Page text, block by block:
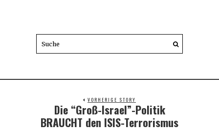
VORHERIGE STORY
Previous
post:
Die “Groß-Israel”-Politik
BRAUCHT den ISIS-Terrorismus